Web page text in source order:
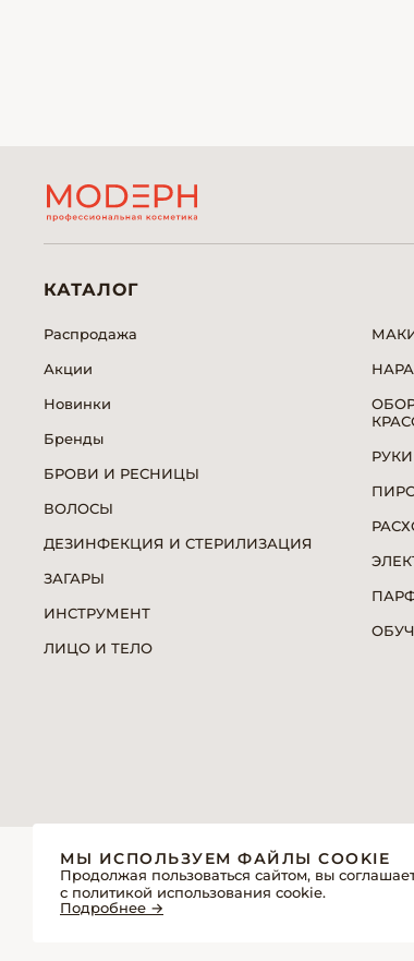
КАТАЛОГ
Распродажа
Акции
Новинки
Бренды
БРОВИ И РЕСНИЦЫ
ВОЛОСЫ
ДЕЗИНФЕКЦИЯ И СТЕРИЛИЗАЦИЯ
ЗАГАРЫ
ИНСТРУМЕНТ
ЛИЦО И ТЕЛО
© 2026 «Модерн»— Косметика и
Политика обработки персональных данных
Пользовательское соглашение
МЫ ИСПОЛЬЗУЕМ ФАЙЛЫ COOKIE
Продолжая пользоваться сайтом, вы
с политикой использования cookie.
Подробнее →